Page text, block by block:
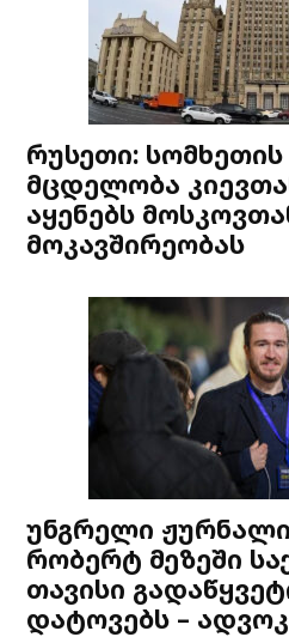
რუსეთი:
მცდელობა
აყენებს
მოკავშირეობას
უნგრელი
რობერტ მეზეში
თავისი
დატოვებს –